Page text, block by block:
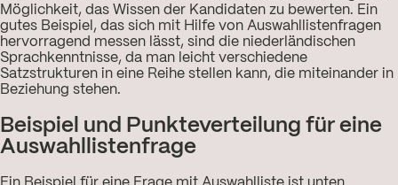
Möglichkeit, das Wissen der Kandidaten zu bewerten. Ein
gutes Beispiel, das sich mit Hilfe von Auswahllistenfragen
hervorragend messen lässt, sind die niederländischen
Sprachkenntnisse, da man leicht verschiedene
Satzstrukturen in eine Reihe stellen kann, die miteinander in
Beziehung stehen.
Beispiel und Punkteverteilung für eine
Auswahllistenfrage